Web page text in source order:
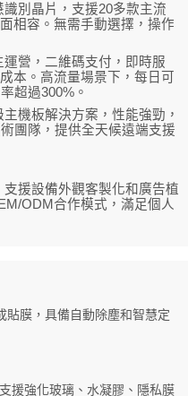
識別晶片，支援20多款主流
相容。無需手動選擇，操作
運營，二維碼支付，即時服
本。高流量場景下，每日可
超過300%。
主機板解決方案，性能強勁，
團隊，提供全天候遠端支援
支援設備外觀客製化和廣告植
ODM合作模式，滿足個人
膜，具備自動除塵和智慧定
援強化玻璃、水凝膠、隱私膜